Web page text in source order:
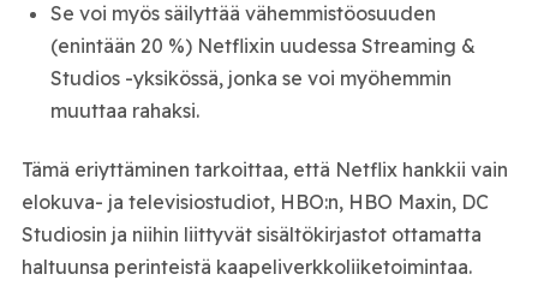
Se voi myös säilyttää vähemmistöosuuden
(enintään 20 %) Netflixin uudessa Streaming &
Studios -yksikössä, jonka se voi myöhemmin
muuttaa rahaksi.
Tämä eriyttäminen tarkoittaa, että Netflix hankkii vain
elokuva- ja televisiostudiot, HBO:n, HBO Maxin, DC
Studiosin ja niihin liittyvät sisältökirjastot ottamatta
haltuunsa perinteistä kaapeliverkkoliiketoimintaa.